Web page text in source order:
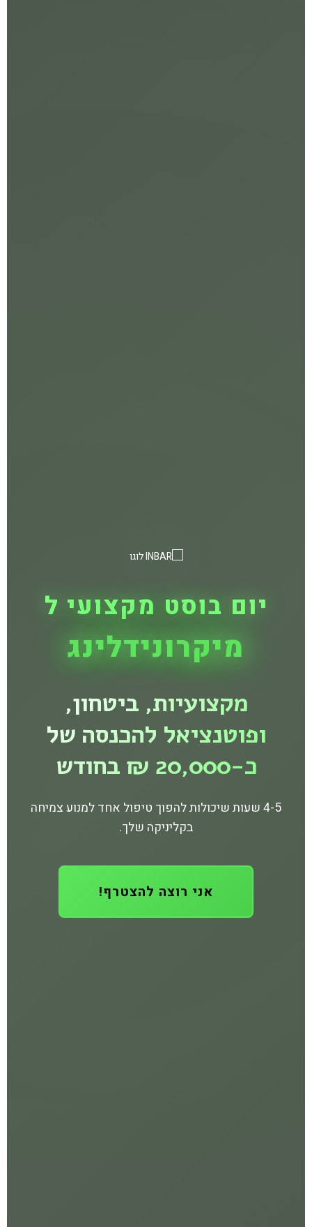
יום בוסט מקצועי ל
מיקרונידלינג
מקצועיות, ביטחון,
ופוטנציאל להכנסה של
כ-20,000 ₪ בחודש
4-5 שעות שיכולות להפוך טיפול אחד למנוע צמיחה
בקליניקה שלך.
אני רוצה להצטרף!